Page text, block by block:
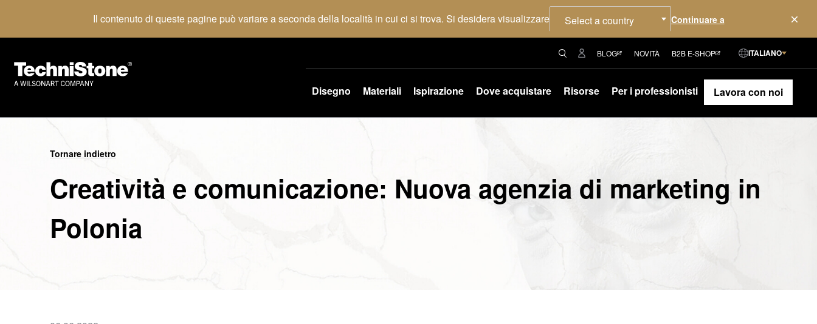
Il contenuto di queste pagine può variare a seconda della località in cui ci si trova. Si desidera visualizzare Select a country
BLOG NOVITÀ B2B E-SHOP ITALIANO
Disegno Materiali Ispirazione Dove acquistare Risorse Per i professionisti Lavora con noi
Tornare indietro
Creatività e comunicazione: Nuova agenzia di marketing in
Polonia